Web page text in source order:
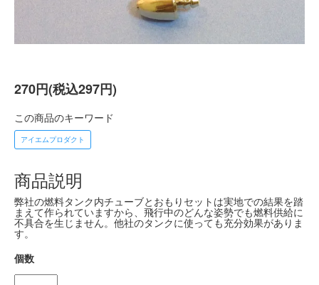
270円(税込297円)
この商品のキーワード
アイエムプロダクト
商品説明
弊社の燃料タンク内チューブとおもりセットは実地での結果を踏
まえて作られていますから、飛行中のどんな姿勢でも燃料供給に
不具合を生じません。他社のタンクに使っても充分効果がありま
す。
個数